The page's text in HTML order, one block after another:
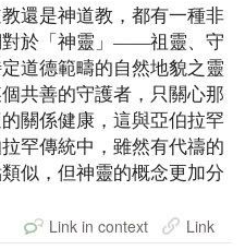
還是神道教，都有一種非
對於「神靈」——祖靈、守
道德範疇的自然地貌之靈
共善的守護者，只關心那
關係健康，這與亞伯拉罕
罕傳統中，雖然有代禱的
似，但神靈的概念更加分
Link in context Link